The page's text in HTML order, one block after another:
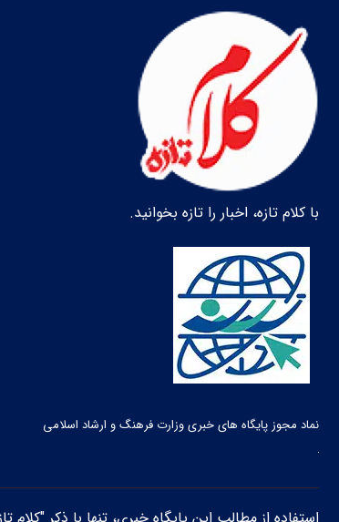
با کلام تازه، اخبار را تازه بخوانید.
نماد مجوز پایگاه های خبری وزارت فرهنگ و ارشاد اسلامی